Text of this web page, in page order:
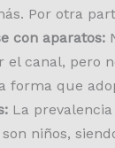
Por otra
con aparatos:
canal, pero
forma que
La
niños,